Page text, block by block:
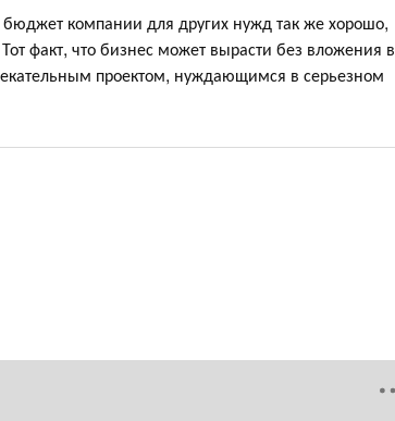
компании для других нужд так же хорошо,
факт, что бизнес может вырасти без вложения в
проектом, нуждающимся в серьезном